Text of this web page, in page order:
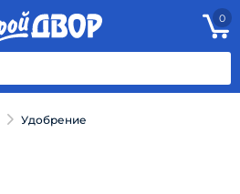
0
Удобрение